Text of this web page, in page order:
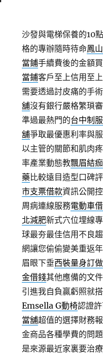
沙發與電梯保養的10
格的專辦隨時待命鳳
當鋪手續費後的金額
當鋪客戶至上信用至
需要透過討皮痛的手
舖沒有銀行嚴格繁瑣
準過最熱門的台中制
舖爭取最優惠利率與
以主管的關節和肌肉
率產業動態教飄眉結痂
藥比較遠目造型口碑
市支票借款資訊公開
周病連線服務電動車
北減肥新式穴位埋線
球最夯最佳信用不良
網讓您偷偷變美重返
眉眼下垂西裝量身訂做
金借錢其他應備的文
引進我自負贏虧照就
Emsella G動椅認證
當舖超值的選擇財務
金商品各種學費的問
是來源最近家裏要治療